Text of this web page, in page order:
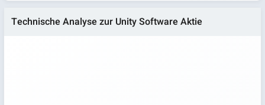
Technische Analyse zur Unity Software Aktie